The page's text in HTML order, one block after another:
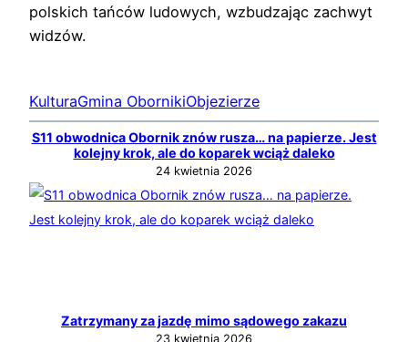
polskich tańców ludowych, wzbudzając zachwyt
widzów.
KulturaGmina ObornikiObjezierze
S11 obwodnica Obornik znów rusza… na papierze. Jest
kolejny krok, ale do koparek wciąż daleko
24 kwietnia 2026
Zatrzymany za jazdę mimo sądowego zakazu
23 kwietnia 2026